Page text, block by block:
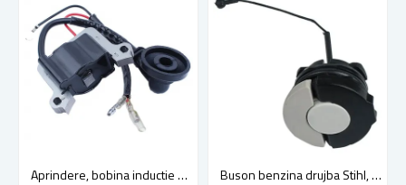
Aprindere, bobina inductie motocoasa chinezeasca TL43 TL 52, Ruris Dac 210, Dac 310 Buson benzina drujba Stihl, model cu clapeta